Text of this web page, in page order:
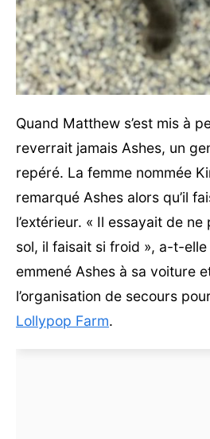
Quand Matthew s’est mis à
reverrait jamais Ashes, un
repéré. La femme nommée
remarqué Ashes alors qu’il
l’extérieur. « Il essayait de
sol, il faisait si froid », a-t-
emmené Ashes à sa voiture
l’organisation de secours
Lollypop Farm.